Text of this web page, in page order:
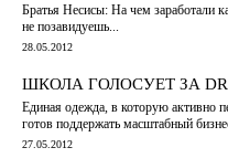
Братья Несисы: На чем заработали
не позавидуешь...
28.05.2012
ШКОЛА ГОЛОСУЕТ ЗА
Единая одежда, в которую активно
готов поддержать масштабный
27.05.2012